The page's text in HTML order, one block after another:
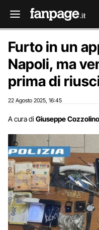
Furto in un
Napoli, ma
prima di
22 Agosto 2025 16:45
A cura di Giuseppe Cozzolino